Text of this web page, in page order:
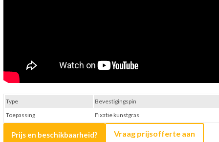
Prijs en beschikbaarheid?
Vraag prijsofferte aan
Type
Bevestigingspin
Toepassing
Fixatie kunstgras